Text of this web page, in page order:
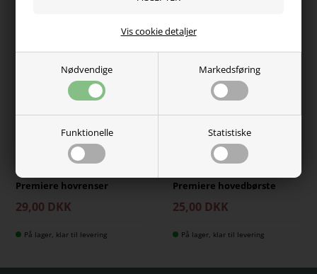
Nødvendige Markedsføring
Funktionelle Statistiske
Vis cookie detaljer
Premiere hovrenser
29,00 DKK
På lager, klar til levering
Premiere hovedbørste
25,00 DKK
På lager, klar til levering